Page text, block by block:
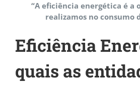
“A eficiência energética é a
realizamos no consumo
Eficiência
quais as